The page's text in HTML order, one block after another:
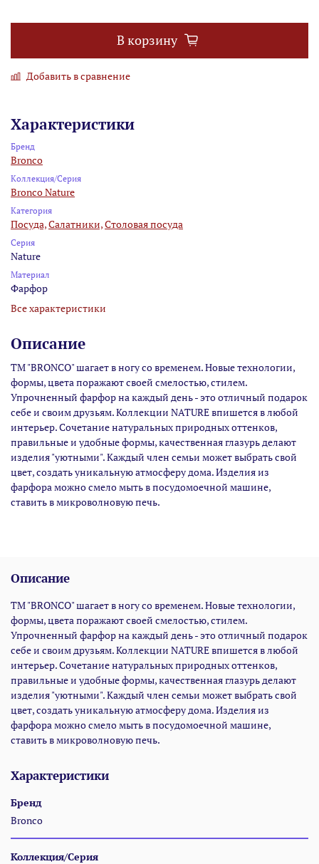
В корзину
Добавить в сравнение
Характеристики
Бренд
Bronco
Коллекция/Серия
Bronco Nature
Категория
Посуда,Салатники,Столовая посуда
Серия
Nature
Материал
Фарфор
Все характеристики
Описание
ТМ "BRONCO" шагает в ногу со временем. Новые технологии,
формы, цвета поражают своей смелостью, стилем.
Упрочненный фарфор на каждый день - это отличный подарок
себе и своим друзьям. Коллекции NATURE впишется в любой
интерьер. Сочетание натуральных природных оттенков,
правильные и удобные формы, качественная глазурь делают
изделия "уютными". Каждый член семьи может выбрать свой
цвет, создать уникальную атмосферу дома. Изделия из
фарфора можно смело мыть в посудомоечной машине,
ставить в микроволновую печь.
Описание
ТМ "BRONCO" шагает в ногу со временем. Новые технологии,
формы, цвета поражают своей смелостью, стилем.
Упрочненный фарфор на каждый день - это отличный подарок
себе и своим друзьям. Коллекции NATURE впишется в любой
интерьер. Сочетание натуральных природных оттенков,
правильные и удобные формы, качественная глазурь делают
изделия "уютными". Каждый член семьи может выбрать свой
цвет, создать уникальную атмосферу дома. Изделия из
фарфора можно смело мыть в посудомоечной машине,
ставить в микроволновую печь.
Характеристики
Бренд
Bronco
Коллекция/Серия